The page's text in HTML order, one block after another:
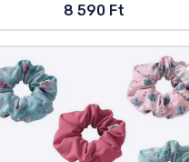
8 590 Ft